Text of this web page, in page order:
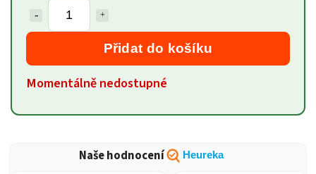
Přidat do košíku
Momentálně nedostupné
Naše hodnocení Heureka